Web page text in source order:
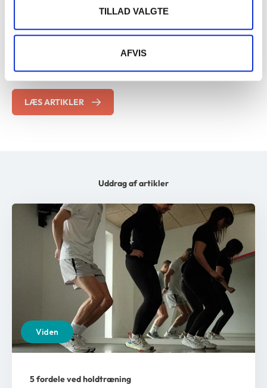
TILLAD VALGTE
AFVIS
Hold dig opdateret med viden inden for fysioterapi
Vores eksperter har skrevet en masse artikler med brugbar
viden inden for fysioterapiens verden. Du kan læse alle disse
artikler gratis her på siden.
LÆS ARTIKLER
Uddrag af artikler
5 fordele ved holdtræning
Viden